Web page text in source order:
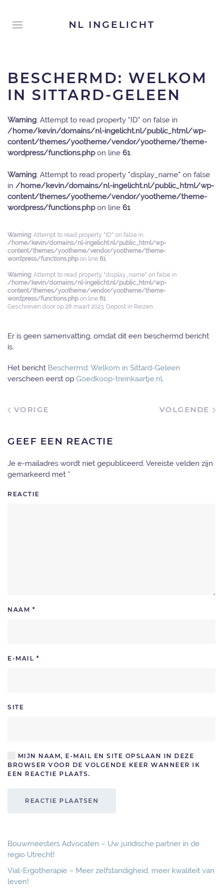
NL INGELICHT
BESCHERMD: WELKOM
IN SITTARD-GELEEN
Warning: Attempt to read property "ID" on false in
/home/kevin/domains/nl-ingelicht.nl/public_html/wp-
content/themes/yootheme/vendor/yootheme/theme-
wordpress/functions.phpon line 61
Warning: Attempt to read property "display_name" on false
in /home/kevin/domains/nl-ingelicht.nl/public_html/wp-
content/themes/yootheme/vendor/yootheme/theme-
wordpress/functions.phpon line 61
Warning: Attempt to read property "ID" on false in
/home/kevin/domains/nl-ingelicht.nl/public_html/wp-
content/themes/yootheme/vendor/yootheme/theme-
wordpress/functions.phpon line 61
Warning: Attempt to read property "display_name" on false in
/home/kevin/domains/nl-ingelicht.nl/public_html/wp-
content/themes/yootheme/vendor/yootheme/theme-
wordpress/functions.phpon line 61
Geschreven door op 28 maart 2023. Gepost in Reizen.
Er is geen samenvatting, omdat dit een beschermd bericht
is.
Het bericht Beschermd: Welkom in Sittard-Geleen
verscheen eerst op Goedkoop-treinkaartje.nl.
VORIGE VOLGENDE
GEEF EEN REACTIE
Je e-mailadres wordt niet gepubliceerd. Vereiste velden zijn
gemarkeerd met *
REACTIE
NAAM *
E-MAIL *
SITE
MIJN NAAM, E-MAIL EN SITE OPSLAAN IN DEZE
BROWSER VOOR DE VOLGENDE KEER WANNEER IK
EEN REACTIE PLAATS.
REACTIE PLAATSEN
Bouwmeesters Advocaten – Uw juridische partner in de
regio Utrecht!
Vial-Ergotherapie – Meer zelfstandigheid, meer kwaliteit van
leven!